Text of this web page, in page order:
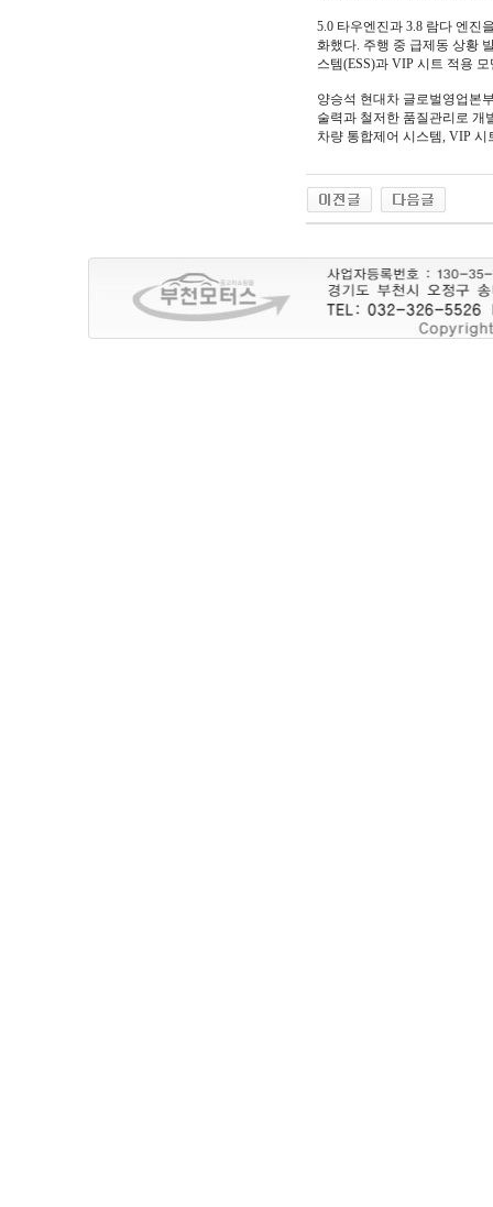
5.0 타우엔진과 3.8 람다 엔진
화했다. 주행 중 급제동 상황
스템(ESS)과 VIP 시트 적용
양승석 현대차 글로벌영업본
술력과 철저한 품질관리로 개
차량 통합제어 시스템, VIP 시